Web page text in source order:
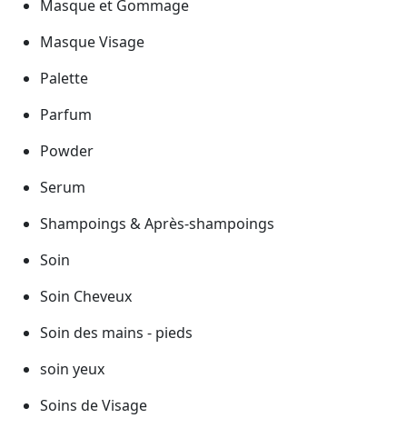
Masque et Gommage
Masque Visage
Palette
Parfum
Powder
Serum
Shampoings & Après-shampoings
Soin
Soin Cheveux
Soin des mains - pieds
soin yeux
Soins de Visage